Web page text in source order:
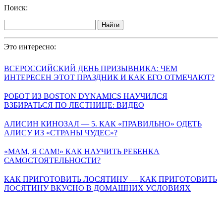
Поиск:
Найти
Это интересно:
ВСЕРОССИЙСКИЙ ДЕНЬ ПРИЗЫВНИКА: ЧЕМ
ИНТЕРЕСЕН ЭТОТ ПРАЗДНИК И КАК ЕГО ОТМЕЧАЮТ?
РОБОТ ИЗ BOSTON DYNAMICS НАУЧИЛСЯ
ВЗБИРАТЬСЯ ПО ЛЕСТНИЦЕ: ВИДЕО
АЛИСИН КИНОЗАЛ — 5. КАК «ПРАВИЛЬНО» ОДЕТЬ
АЛИСУ ИЗ «СТРАНЫ ЧУДЕС»?
«МАМ, Я САМ!» КАК НАУЧИТЬ РЕБЕНКА
САМОСТОЯТЕЛЬНОСТИ?
КАК ПРИГОТОВИТЬ ЛОСЯТИНУ — КАК ПРИГОТОВИТЬ
ЛОСЯТИНУ ВКУСНО В ДОМАШНИХ УСЛОВИЯХ